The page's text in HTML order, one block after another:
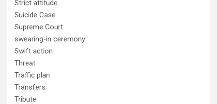
Strict attitude
Suicide Case
Supreme Court
swearing-in ceremony
Swift action
Threat
Traffic plan
Transfers
Tribute